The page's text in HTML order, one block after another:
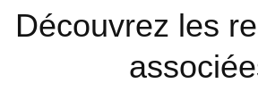
Découvrez les